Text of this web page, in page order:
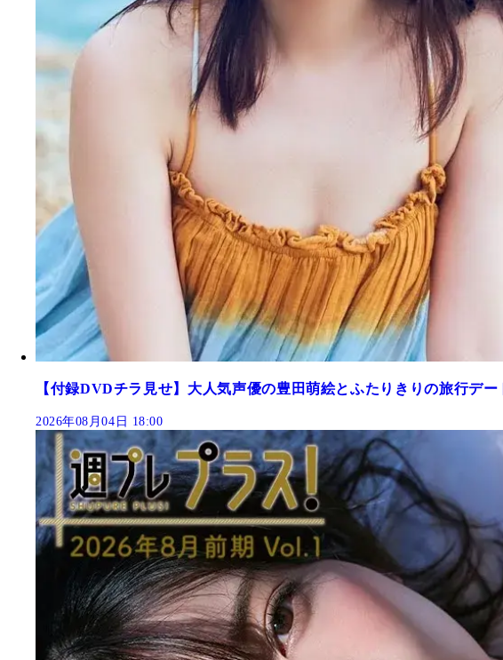
【付録DVDチラ見せ】大人気声優の豊田萌絵とふたりきりの旅行デー
2026年08月04日 18:00